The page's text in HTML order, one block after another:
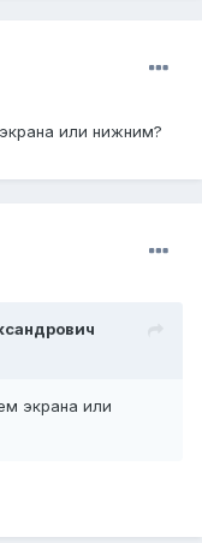
или нижним?
экрана или